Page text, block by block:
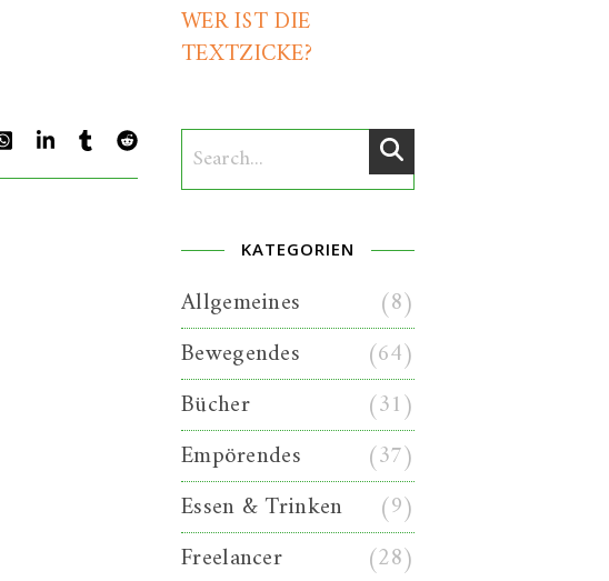
WER IST DIE
TEXTZICKE?
KATEGORIEN
Allgemeines
(8)
Bewegendes
(64)
Bücher
(31)
Empörendes
(37)
Essen & Trinken
(9)
Freelancer
(28)